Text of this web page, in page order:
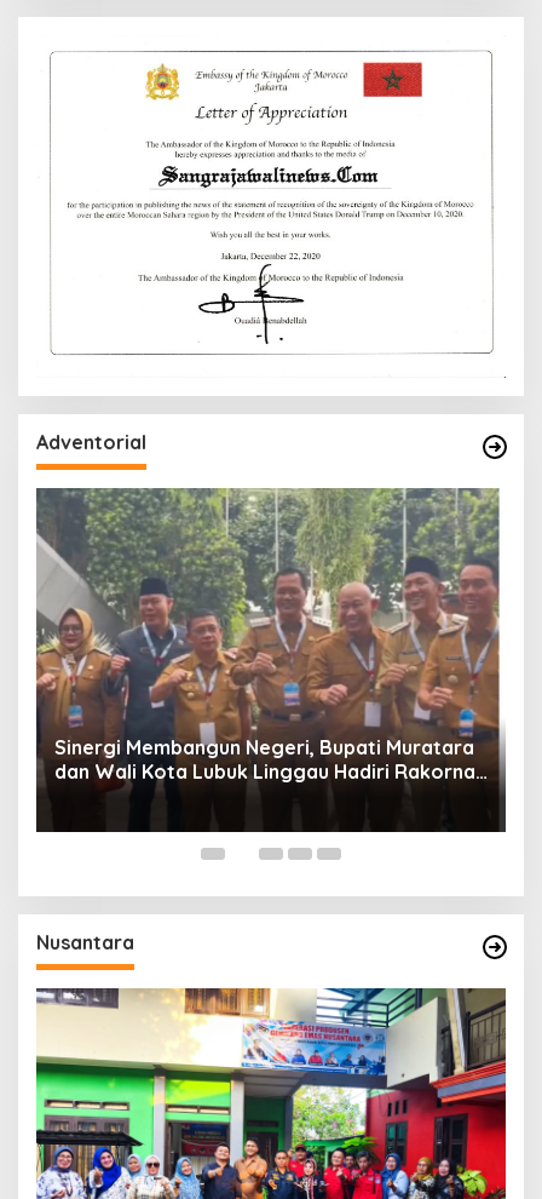
Adventorial
Sinergi Membangun Negeri, Bupati Muratara
dan Wali Kota Lubuk Linggau Hadiri Rakornas
2026 Di Sentul,
Nusantara